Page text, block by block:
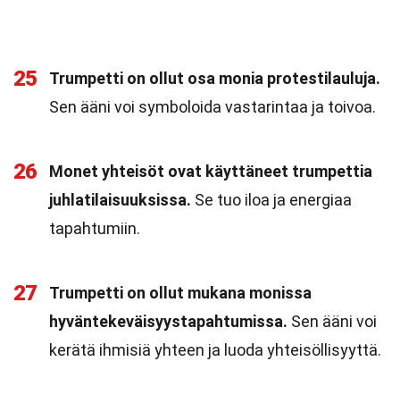
25
Trumpetti on ollut osa monia protestilauluja.
Sen ääni voi symboloida vastarintaa ja toivoa.
26
Monet yhteisöt ovat käyttäneet trumpettia
juhlatilaisuuksissa. Se tuo iloa ja energiaa
tapahtumiin.
27
Trumpetti on ollut mukana monissa
hyväntekeväisyystapahtumissa. Sen ääni voi
kerätä ihmisiä yhteen ja luoda yhteisöllisyyttä.